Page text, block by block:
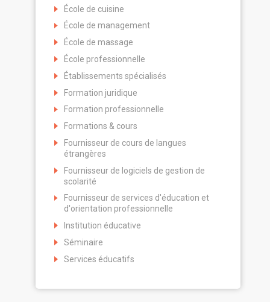
École de cuisine
École de management
École de massage
École professionnelle
Établissements spécialisés
Formation juridique
Formation professionnelle
Formations & cours
Fournisseur de cours de langues
étrangères
Fournisseur de logiciels de gestion de
scolarité
Fournisseur de services d'éducation et
d'orientation professionnelle
Institution éducative
Séminaire
Services éducatifs